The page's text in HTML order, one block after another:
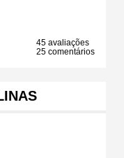
45 avaliações
25 comentários